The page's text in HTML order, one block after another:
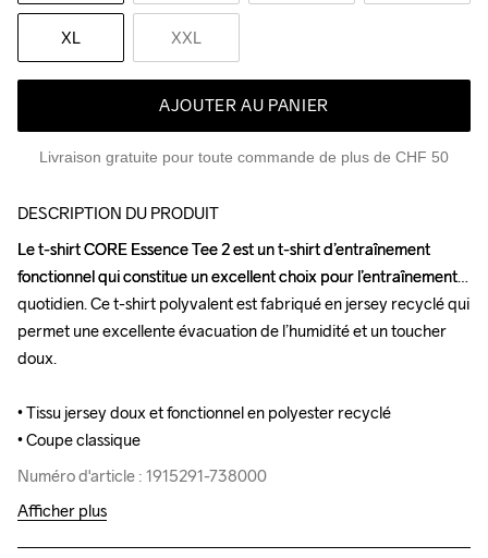
XL XXL
AJOUTER AU PANIER
Livraison gratuite pour toute commande de plus de CHF 50
DESCRIPTION DU PRODUIT
Le t-shirt CORE Essence Tee 2 est un t-shirt d’entraînement
fonctionnel qui constitue un excellent choix pour l’entraînement
quotidien. Ce t-shirt polyvalent est fabriqué en jersey recyclé qui
permet une excellente évacuation de l’humidité et un toucher
doux.
• Tissu jersey doux et fonctionnel en polyester recyclé
• Coupe classique
Numéro d'article : 1915291-738000
Le t-shirt CORE Essence Tee 2 est un t-shirt d’entraînement
fonctionnel qui constitue un excellent choix pour l’entraînement
quotidien. Ce t-shirt polyvalent est fabriqué en jersey recyclé qui
permet une excellente évacuation de l’humidité et un toucher
doux.
• Tissu jersey doux et fonctionnel en polyester recyclé
• Coupe classique
Numéro d'article : 1915291-738000
Afficher plus